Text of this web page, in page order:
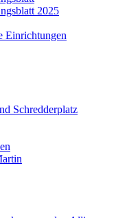
2025
Einrichtungen
Schredderplatz